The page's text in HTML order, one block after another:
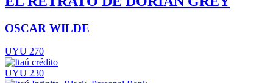
OSCAR WILDE
UYU 270
UYU 230